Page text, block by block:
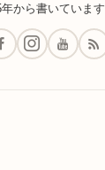
から書いています